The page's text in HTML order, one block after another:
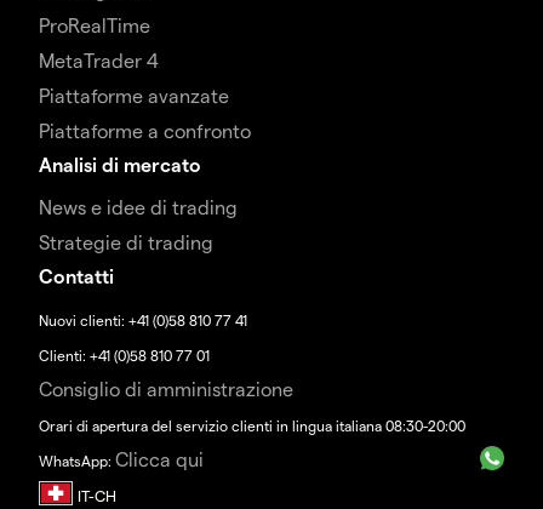
ProRealTime
MetaTrader 4
Piattaforme avanzate
Piattaforme a confronto
Analisi di mercato
News e idee di trading
Strategie di trading
Contatti
Nuovi clienti: +41 (0)58 810 77 41
Clienti: +41 (0)58 810 77 01
Consiglio di amministrazione
Orari di apertura del servizio clienti in lingua italiana 08:30-20:00
WhatsApp: Clicca qui